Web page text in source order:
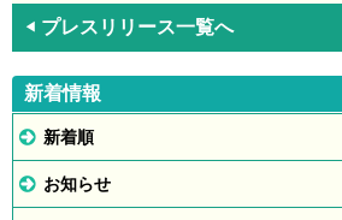
◀ プレスリリース一覧へ
新着情報
新着順
お知らせ